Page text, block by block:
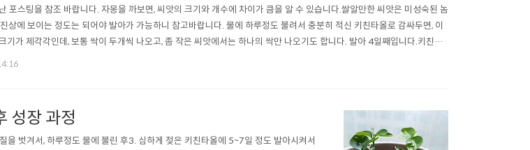
포스팅을 참조 바랍니다. 자몽을 까보면, 씨앗의 크기와 개수에 차이가 큼을 알 수 있습니다.쌀알만한 씨앗은 미성숙된 놈
상에 보이는 정도는 되어야 발아가 가능하니 참고바랍니다. 물에 하루정도 불려서 충분히 적신 키친타올로 감싸두면, 이
기가 제각각인데, 보통 싹이 두개씩 나오고, 좀 작은 씨앗에서는 하나의 싹만 나오기도 합니다. 발아 4일째입니다.키친타
니다. (차라리 과하게 물을 머금고 있는 것이 낫습니다.) 발아 5일째 입니다.성..
성장 과정
을 벗겨서, 하루정도 물에 불린 후3. 심하게 젖은 키친타올에 5~7일 정도 발아시켜서